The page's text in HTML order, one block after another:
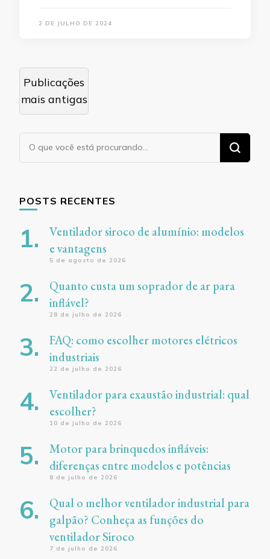
2 DE JULHO DE 2024
Navegação
por
posts
Publicações
mais antigas
Procurando
algo?
POSTS RECENTES
Ventilador siroco de alumínio: modelos
e vantagens
5 de agosto de 2026
Quanto custa um soprador de ar para
inflável?
28 de julho de 2026
FAQ: como escolher motores elétricos
industriais
22 de julho de 2026
Ventilador para exaustão industrial: qual
escolher?
10 de julho de 2026
Motor para brinquedos infláveis:
diferenças entre modelos e potências
8 de julho de 2026
Qual o melhor ventilador industrial para
galpão? Conheça as funções do
ventilador Siroco
7 de julho de 2026